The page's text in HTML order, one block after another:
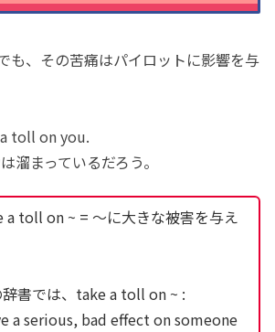
も、その苦痛はパイロットに影響を与
toll on you.
まっているだろう。
toll on ~ = 〜に大きな被害を与え
書では、take a toll on ~ :
a serious, bad effect on someone